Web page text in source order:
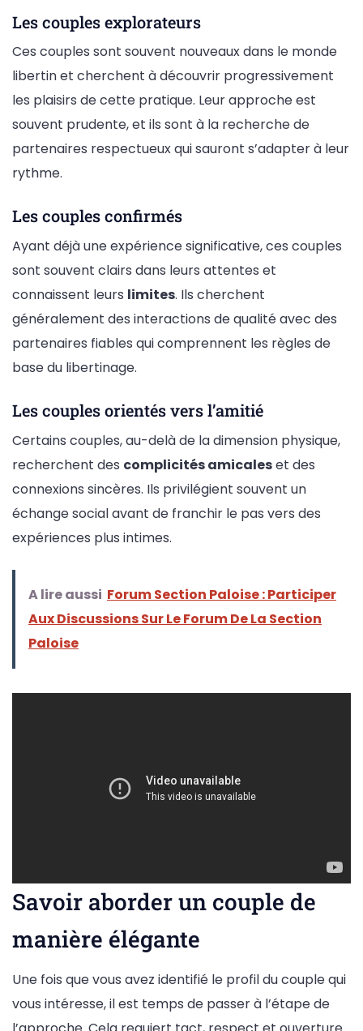
Les couples explorateurs
Ces couples sont souvent nouveaux dans le monde
libertin et cherchent à découvrir progressivement
les plaisirs de cette pratique. Leur approche est
souvent prudente, et ils sont à la recherche de
partenaires respectueux qui sauront s’adapter à leur
rythme.
Les couples confirmés
Ayant déjà une expérience significative, ces couples
sont souvent clairs dans leurs attentes et
connaissent leurs limites. Ils cherchent
généralement des interactions de qualité avec des
partenaires fiables qui comprennent les règles de
base du libertinage.
Les couples orientés vers l’amitié
Certains couples, au-delà de la dimension physique,
recherchent des complicités amicaleset des
connexions sincères. Ils privilégient souvent un
échange social avant de franchir le pas vers des
expériences plus intimes.
A lire aussi Forum Section Paloise : Participer
Aux Discussions Sur Le Forum De La Section
Paloise
Savoir aborder un couple de
manière élégante
Une fois que vous avez identifié le profil du couple qui
vous intéresse, il est temps de passer à l’étape de